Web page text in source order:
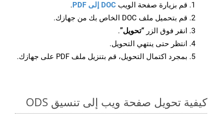
قم بزيارة صفحة الويب DOC إلى PDF
.
قم بتحميل ملف DOC الخاص بك من جهازك.
انقر فوق الزر “تحويل”.
انتظر حتى ينتهي التحويل.
بمجرد اكتمال التحويل، قم بتنزيل ملف PDF على جهازك.
كيفية تحويل صفحة ويب إلى تنسيق ODS